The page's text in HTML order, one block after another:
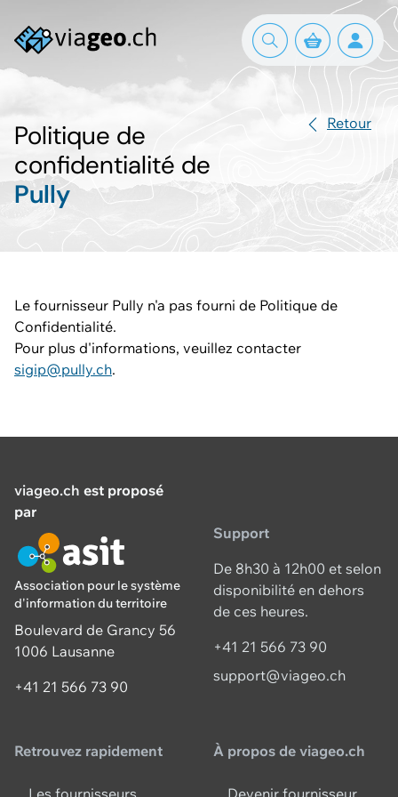
Politique de
confidentialité de
Pully
Retour
Le fournisseur Pully n'a pas fourni de Politique de
Confidentialité.
Pour plus d'informations, veuillez contacter
sigip@pully.ch.
viageo.ch est proposé
par
Association pour le système
d'information du territoire
Boulevard de Grancy 56
1006 Lausanne
+41 21 566 73 90
Support
De 8h30 à 12h00 et selon
disponibilité en dehors
de ces heures.
+41 21 566 73 90
support@viageo.ch
Retrouvez rapidement À propos de viageo.ch